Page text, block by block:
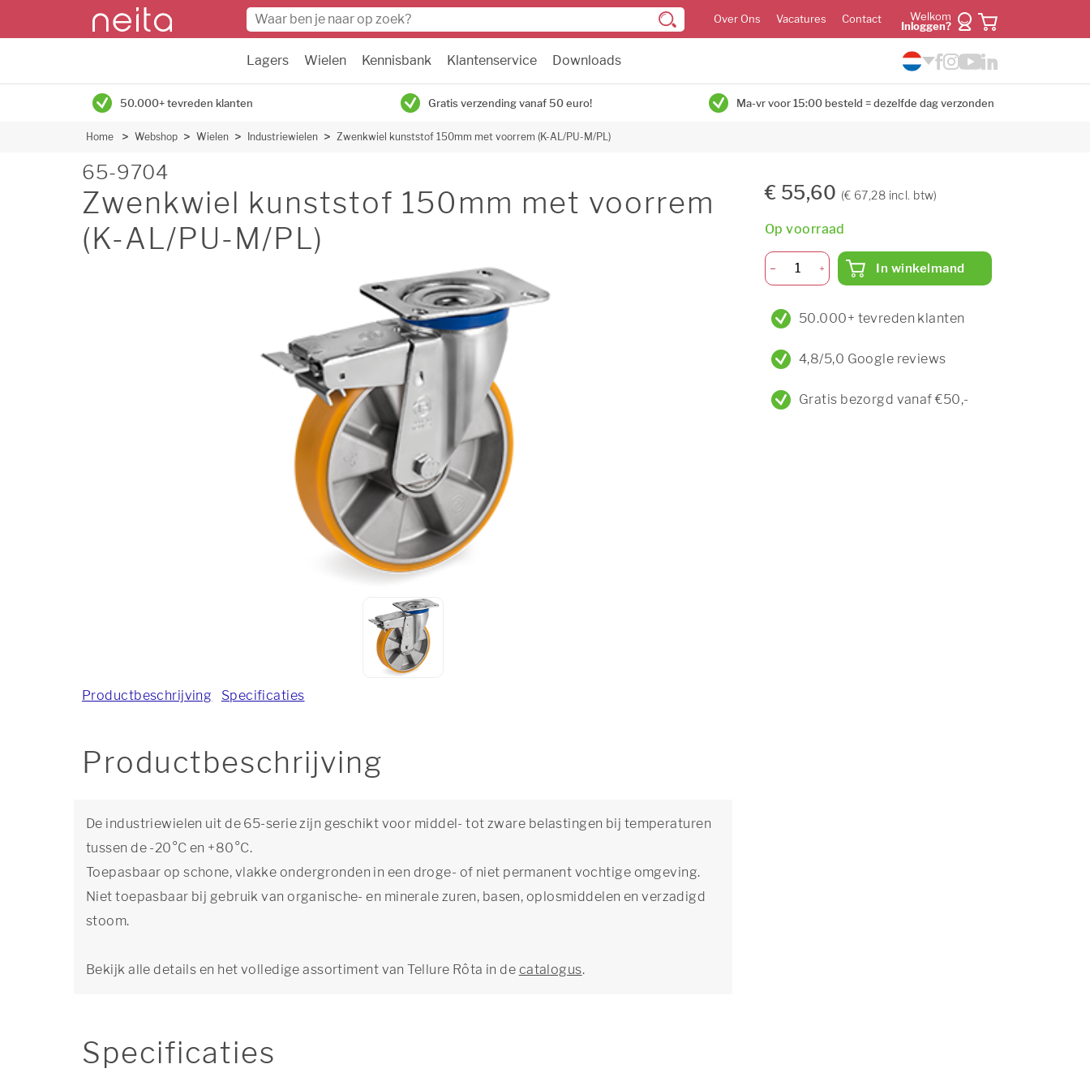
Over Ons Vacatures Contact
Welkom
Inloggen?
Lagers Wielen Kennisbank Klantenservice Downloads
50.000+ tevreden klanten Gratis verzending vanaf 50 euro! Ma-vr voor 15:00 besteld = dezelfde dag verzonden
Home Webshop Wielen Industriewielen Zwenkwiel kunststof 150mm met voorrem (K-AL/PU-M/PL)
65-9704
Zwenkwiel kunststof 150mm met voorrem
(K-AL/PU-M/PL)
Productbeschrijving Specificaties
Productbeschrijving
De industriewielen uit de 65-serie zijn geschikt voor middel- tot zware belastingen bij temperaturen
tussen de -20°C en +80°C.
Toepasbaar op schone, vlakke ondergronden in een droge- of niet permanent vochtige omgeving.
Niet toepasbaar bij gebruik van organische- en minerale zuren, basen, oplosmiddelen en verzadigd
stoom.
Bekijk alle details en het volledige assortiment van Tellure Rôta in de catalogus.
Specificaties
€ 55,60 (€ 67,28 incl. btw)
Op voorraad
In winkelmand
50.000+ tevreden klanten
4,8/5,0 Google reviews
Gratis bezorgd vanaf €50,-